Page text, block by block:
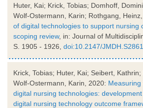
Huter, Kai; Krick, Tobias; Domhoff,
Wolf-Ostermann, Karin; Rothgang,
of digital technologies to support nursing
scoping review, in: Journal of
S. 1905 - 1926, doi:10.2147/
Krick, Tobias; Huter, Kai; Seibert,
Wolf-Ostermann, Karin, 2020:
digital nursing technologies:
digital nursing technology outcome